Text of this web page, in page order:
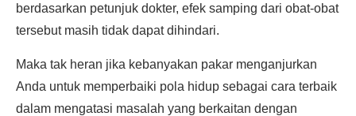
berdasarkan petunjuk dokter, efek samping dari obat-obat
tersebut masih tidak dapat dihindari.
Maka tak heran jika kebanyakan pakar menganjurkan
Anda untuk memperbaiki pola hidup sebagai cara terbaik
dalam mengatasi masalah yang berkaitan dengan